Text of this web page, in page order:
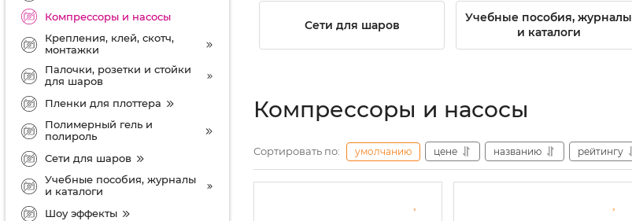
Компрессоры и насосы
Крепления, клей, скотч,
монтажки
Палочки, розетки и стойки
для шаров
Пленки для плоттера
Полимерный гель и
полироль
Сети для шаров
Учебные пособия, журналы
и каталоги
Шоу эффекты
Сети для шаров
Учебные пособия, журналы
и каталоги
Компрессоры и насосы
Сортировать по: умолчанию цене названию рейтингу